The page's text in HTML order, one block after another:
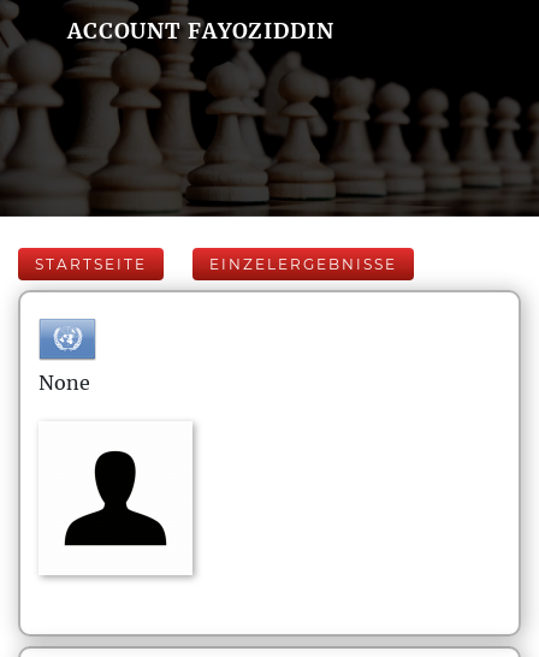
ACCOUNT FAYOZIDDIN
STARTSEITE EINZELERGEBNISSE
None